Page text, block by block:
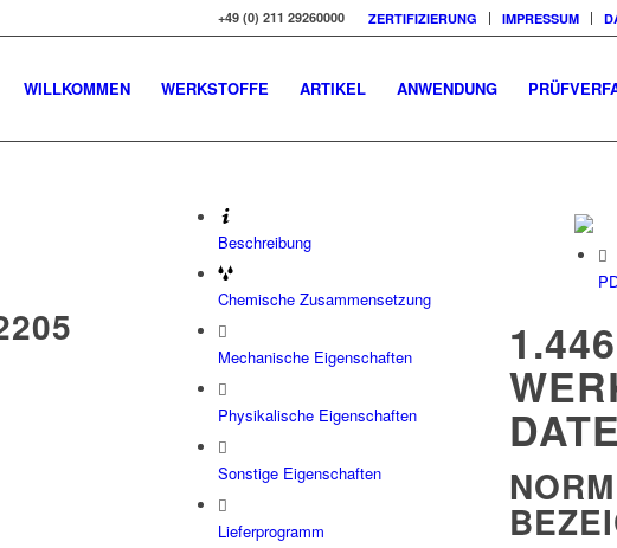
ZERTIFIZIERUNG IMPRESSUM
+49 (0) 211 29260000
WILLKOMMEN WERKSTOFFE ARTIKEL ANWENDUNG
Beschreibung
Chemische Zusammensetzung
Mechanische Eigenschaften
Physikalische Eigenschaften
Sonstige Eigenschaften
Lieferprogramm